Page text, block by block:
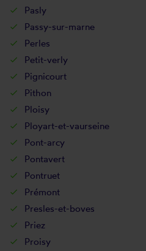
Pasly
Passy-sur-marne
Perles
Petit-verly
Pignicourt
Pithon
Ploisy
Ployart-et-vaurseine
Pont-arcy
Pontavert
Pontruet
Prémont
Presles-et-boves
Priez
Proisy